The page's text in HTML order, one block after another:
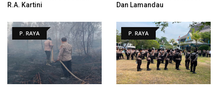
R.A. Kartini
Dan Lamandau
P. RAYA P. RAYA